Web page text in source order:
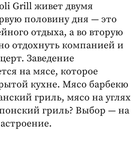
Grill живет двумя
половину дня — это
отдыха, а во вторую
отдохнуть компанией и
Заведение
на мясе, которое
кухне. Мясо барбекю
гриль, мясо на углях
гриль? Выбор — на